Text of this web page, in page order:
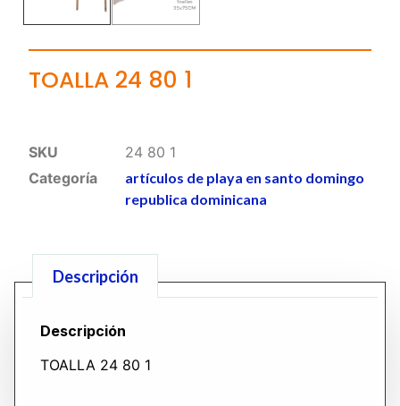
TOALLA 24 80 1
SKU
24 80 1
Categoría
artículos de playa en santo domingo
republica dominicana
Descripción
Descripción
TOALLA 24 80 1